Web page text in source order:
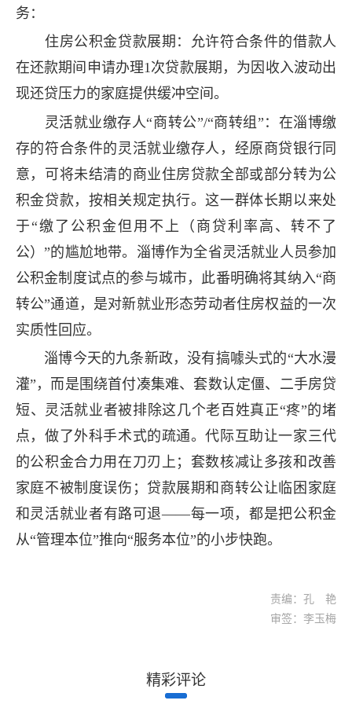
务：
住房公积金贷款展期：允许符合条件的借款人
在还款期间申请办理1次贷款展期，为因收入波动出
现还贷压力的家庭提供缓冲空间。
灵活就业缴存人“商转公”/“商转组”：在淄博缴
存的符合条件的灵活就业缴存人，经原商贷银行同
意，可将未结清的商业住房贷款全部或部分转为公
积金贷款，按相关规定执行。这一群体长期以来处
于“缴了公积金但用不上（商贷利率高、转不了
公）”的尴尬地带。淄博作为全省灵活就业人员参加
公积金制度试点的参与城市，此番明确将其纳入“商
转公”通道，是对新就业形态劳动者住房权益的一次
实质性回应。
淄博今天的九条新政，没有搞噱头式的“大水漫
灌”，而是围绕首付凑集难、套数认定僵、二手房贷
短、灵活就业者被排除这几个老百姓真正“疼”的堵
点，做了外科手术式的疏通。代际互助让一家三代
的公积金合力用在刀刃上；套数核减让多孩和改善
家庭不被制度误伤；贷款展期和商转公让临困家庭
和灵活就业者有路可退——每一项，都是把公积金
从“管理本位”推向“服务本位”的小步快跑。
责编：孔 艳
审签：李玉梅
精彩评论